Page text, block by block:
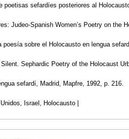
poetisas sefardíes posteriores al
Judeo-Spanish Women’s Poetry on the
poesía sobre el Holocausto en lengua
Sephardic Poetry of the Holocaust
sefardí, Madrid, Mapfre, 1992, p. 216.
Israel, Holocausto |